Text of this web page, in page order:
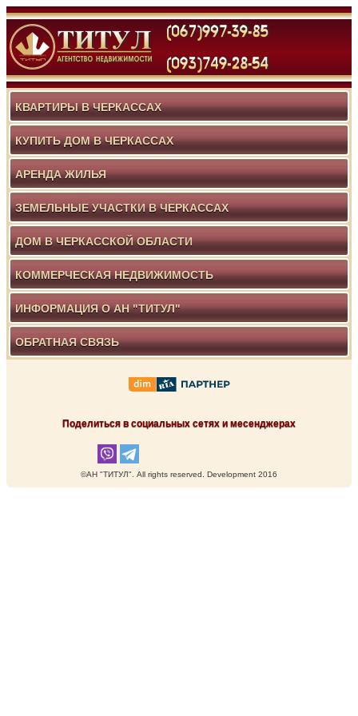
КВАРТИРЫ В ЧЕРКАССАХ
КУПИТЬ ДОМ В ЧЕРКАССАХ
АРЕНДА ЖИЛЬЯ
ЗЕМЕЛЬНЫЕ УЧАСТКИ В ЧЕРКАССАХ
ДОМ В ЧЕРКАССКОЙ ОБЛАСТИ
КОММЕРЧЕСКАЯ НЕДВИЖИМОСТЬ
ИНФОРМАЦИЯ О АН "ТИТУЛ"
ОБРАТНАЯ СВЯЗЬ
Поделиться в социальных сетях и месенджерах
©АН "ТИТУЛ". Аll rights reserved. Development 2016